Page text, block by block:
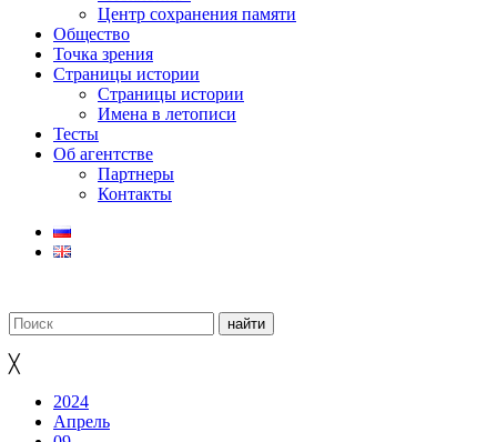
Центр сохранения памяти
Общество
Точка зрения
Страницы истории
Страницы истории
Имена в летописи
Тесты
Об агентстве
Партнеры
Контакты
╳
2024
Апрель